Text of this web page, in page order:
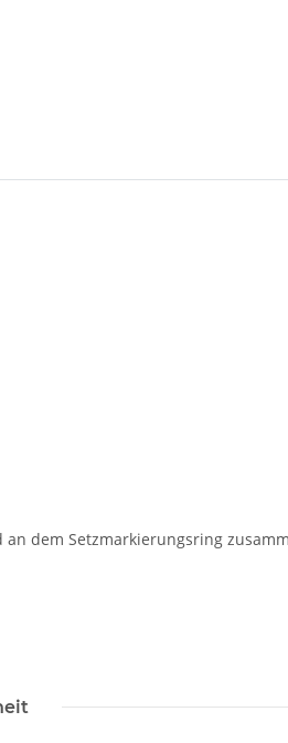
dem Setzmarkierungsring